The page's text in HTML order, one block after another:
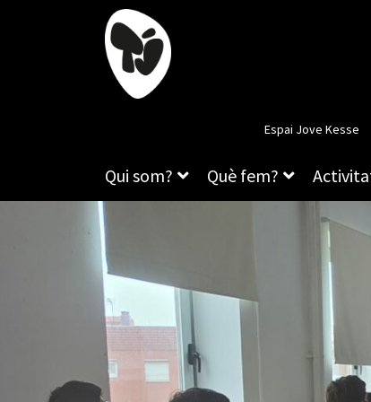
Espai Jove Kesse
Qui som? Què fem?